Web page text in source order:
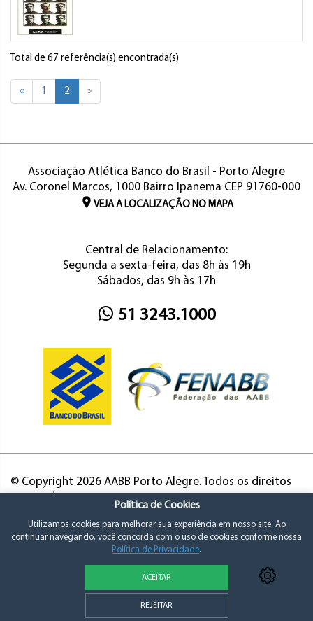
Total de 67 referência(s) encontrada(s)
« 1 2 »
Associação Atlética Banco do Brasil - Porto Alegre
Av. Coronel Marcos, 1000 Bairro Ipanema CEP 91760-000
VEJA A LOCALIZAÇÃO NO MAPA
Central de Relacionamento:
Segunda a sexta-feira, das 8h às 19h
Sábados, das 9h às 17h
51 3243.1000
© Copyright 2026 AABB Porto Alegre. Todos os direitos
Política de Privacidade e Consentimento
Política de Cookies
Utilizamos cookies para melhorar sua experiência em nosso site. Ao
continuar navegando, você concorda com o uso de cookies conforme nossa
Política de Privacidade.
ACEITAR
REJEITAR